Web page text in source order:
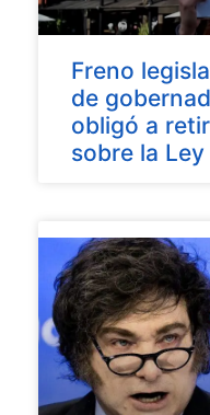
Freno
de
obligó a
sobre la